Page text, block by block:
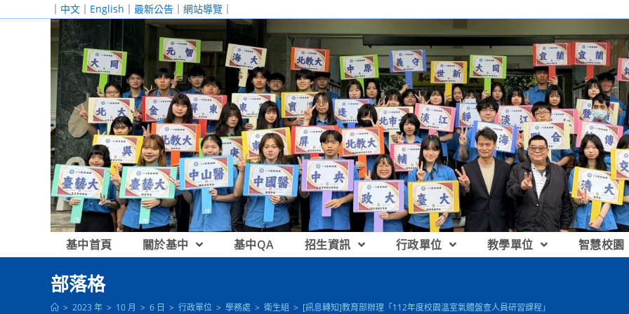
｜ 中文 ｜ English ｜ 最新公告 ｜ 網站導覽 ｜
基中首頁 關於基中 基中QA 招生資訊 行政單位 教學單位 智慧校園
部落格
> 2023 年 > 10 月 > 6 日 > 行政單位 > 學務處 > 衛生組 > [訊息轉知]教育部辦理「112年度校園溫室氣體盤查人員研習課程」